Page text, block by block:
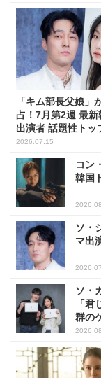
「キム部長父娘」
占！7月第2週 最新
出演者 話題性トッ
2026.07.15
コン
韓国
ソ・
マ出
ソ・
「
群の